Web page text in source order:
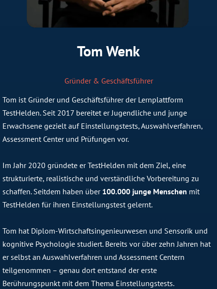
Tom Wenk
Gründer & Geschäftsführer
Tom ist Gründer und Geschäftsführer der Lernplattform
TestHelden. Seit 2017 bereitet er Jugendliche und junge
Erwachsene gezielt auf Einstellungstests, Auswahlverfahren,
Assessment Center und Prüfungen vor.
Im Jahr 2020 gründete er TestHelden mit dem Ziel, eine
strukturierte, realistische und verständliche Vorbereitung zu
schaffen. Seitdem haben über 100.000 junge Menschen mit
TestHelden für ihren Einstellungstest gelernt.
Tom hat Diplom-Wirtschaftsingenieurwesen und Sensorik und
kognitive Psychologie studiert. Bereits vor über zehn Jahren hat
er selbst an Auswahlverfahren und Assessment Centern
teilgenommen – genau dort entstand der erste
Berührungspunkt mit dem Thema Einstellungstests.